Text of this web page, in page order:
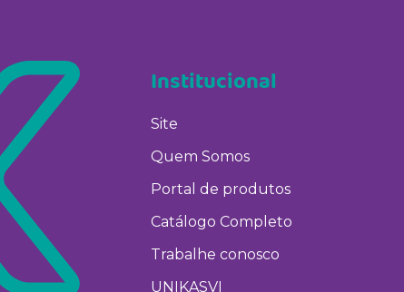
Institucional
Site
Quem Somos
Portal de produtos
Catálogo Completo
Trabalhe conosco
UNIKASVI